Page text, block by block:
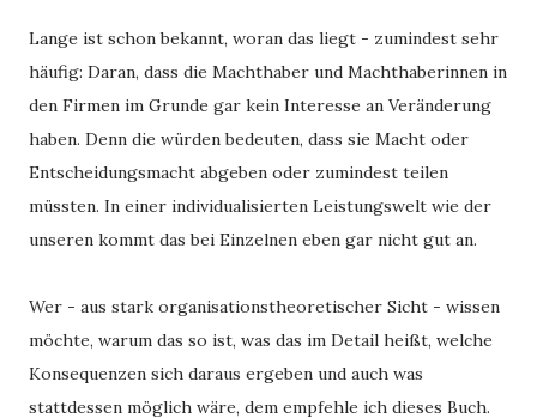
Lange ist schon bekannt, woran das liegt - zumindest sehr
häufig: Daran, dass die Machthaber und Machthaberinnen in
den Firmen im Grunde gar kein Interesse an Veränderung
haben. Denn die würden bedeuten, dass sie Macht oder
Entscheidungsmacht abgeben oder zumindest teilen
müssten. In einer individualisierten Leistungswelt wie der
unseren kommt das bei Einzelnen eben gar nicht gut an.
Wer - aus stark organisationstheoretischer Sicht - wissen
möchte, warum das so ist, was das im Detail heißt, welche
Konsequenzen sich daraus ergeben und auch was
stattdessen möglich wäre, dem empfehle ich dieses Buch.